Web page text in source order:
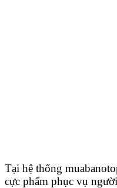
Tại hệ thống
cực phẩm phục vụ